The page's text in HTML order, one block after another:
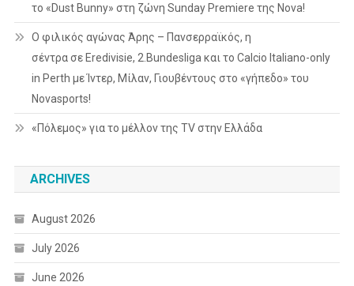
το «Dust Bunny» στη ζώνη Sunday Premiere της Nova!
Ο φιλικός αγώνας Άρης – Πανσερραϊκός, η
σέντρα σε Eredivisie, 2.Bundesliga και το Calcio Italiano-only
in Perth με Ίντερ, Μίλαν, Γιουβέντους στο «γήπεδο» του
Novasports!
«Πόλεμος» για το μέλλον της TV στην Ελλάδα
ARCHIVES
August 2026
July 2026
June 2026